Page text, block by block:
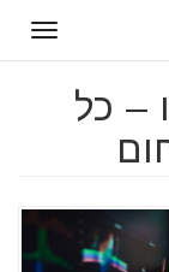
– כל